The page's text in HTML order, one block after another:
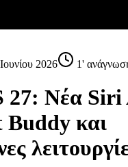
2026 1'
27: Νέα Siri
και